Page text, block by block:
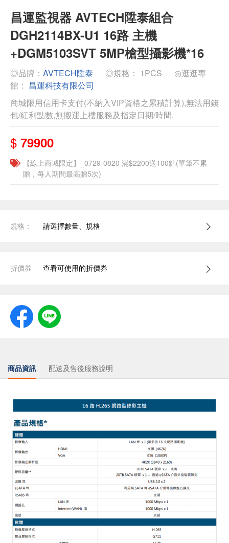
昌運監視器 AVTECH陞泰組合
DGH2114BX-U1 16路 主機
+DGM5103SVT 5MP槍型攝影機*16
◎品牌： AVTECH陞泰 ◎規格： 1PCS
◎逛逛專
館： 昌運科技有限公司
商城限用信用卡支付(不納入VIP資格之累積計算),無法用錢
包/紅利點數,無搬運上樓服務及指定日期/時間.
$ 79900
【線上商城限定】_0729-0820 滿$2200送100點(單筆不累
贈，每人期間最高贈5次)
規格： 請選擇數量、規格
折價券 查看可使用的折價券
商品資訊 配送及售後服務說明